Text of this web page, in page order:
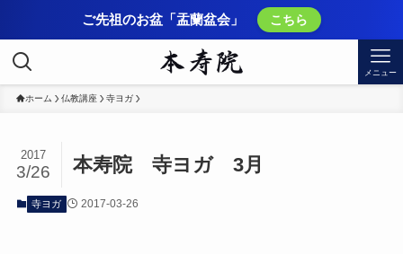
ご先祖のお盆「盂蘭盆会」 こちら
メニュー
ホーム 仏教講座 寺ヨガ
本寿院 寺ヨガ 3月
2017
3/26
寺ヨガ 2017-03-26